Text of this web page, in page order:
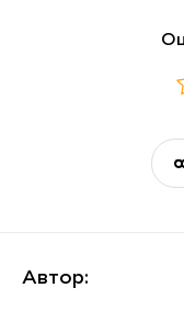
Автор: